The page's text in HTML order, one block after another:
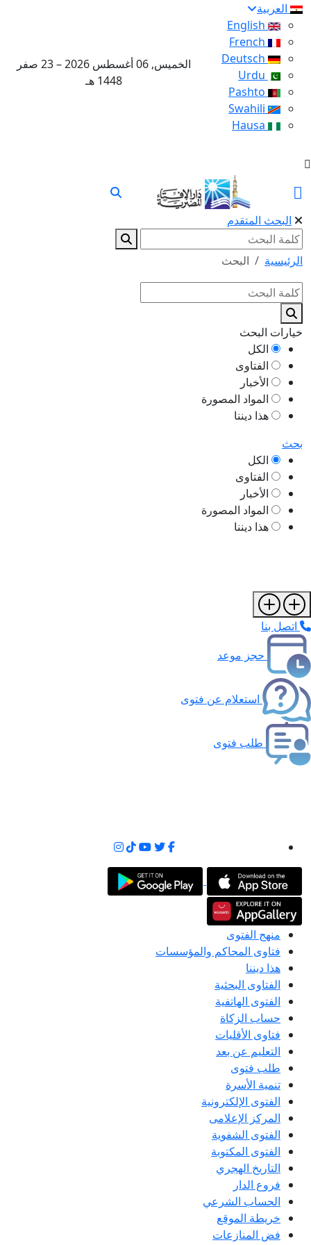
العربية
الخميس, 06 أغسطس 2026 – 23 صفر
1448 هـ
البحث المتقدم
الرئيسية البحث
خيارات البحث
الكل
الفتاوى
الأخبار
المواد المصورة
هذا ديننا
بحث
الكل
الفتاوى
الأخبار
المواد المصورة
هذا ديننا
اتصل بنا
حجز موعد
استعلام عن فتوى
طلب فتوى
منهج الفتوى
فتاوى المحاكم والمؤسسات
هذا ديننا
الفتاوى البحثية
الفتوى الهاتفية
حساب الزكاة
فتاوى الأقليات
التعليم عن بعد
طلب فتوى
تنمية الأسرة
الفتوى الإلكترونية
المركز الإعلامى
الفتوى الشفوية
الفتوى المكتوبة
التاريخ الهجري
فروع الدار
الحساب الشرعي
خريطة الموقع
فض المنازعات